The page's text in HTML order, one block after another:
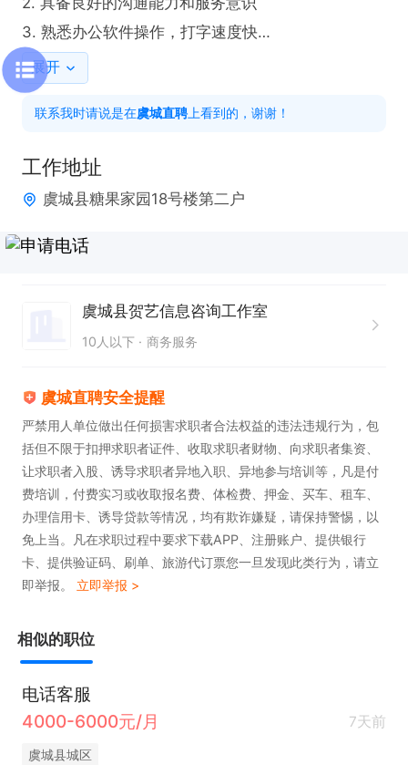
3. 熟悉办公软件操作，打字速度快
4. 有客服工作经验
工作时间：8个小时
展开
联系我时请说是在虞城直聘 上看到的，谢谢！
工作地址
虞城县糖果家园18号楼第二户
虞城县贺艺信息咨询工作室
10人以下 商务服务
虞城直聘安全提醒
严禁用人单位做出任何损害求职者合法权益的违法违规行为，包
括但不限于扣押求职者证件、收取求职者财物、向求职者集资、
让求职者入股、诱导求职者异地入职、异地参与培训等，凡是付
费培训，付费实习或收取报名费、体检费、押金、买车、租车、
办理信用卡、诱导贷款等情况，均有欺诈嫌疑，请保持警惕，以
免上当。凡在求职过程中要求下载APP、注册账户、提供银行
卡、提供验证码、刷单、旅游代订票您一旦发现此类行为，请立
即举报。 立即举报 >
相似的职位
电话客服
4000-6000元/月
7天前
虞城县城区